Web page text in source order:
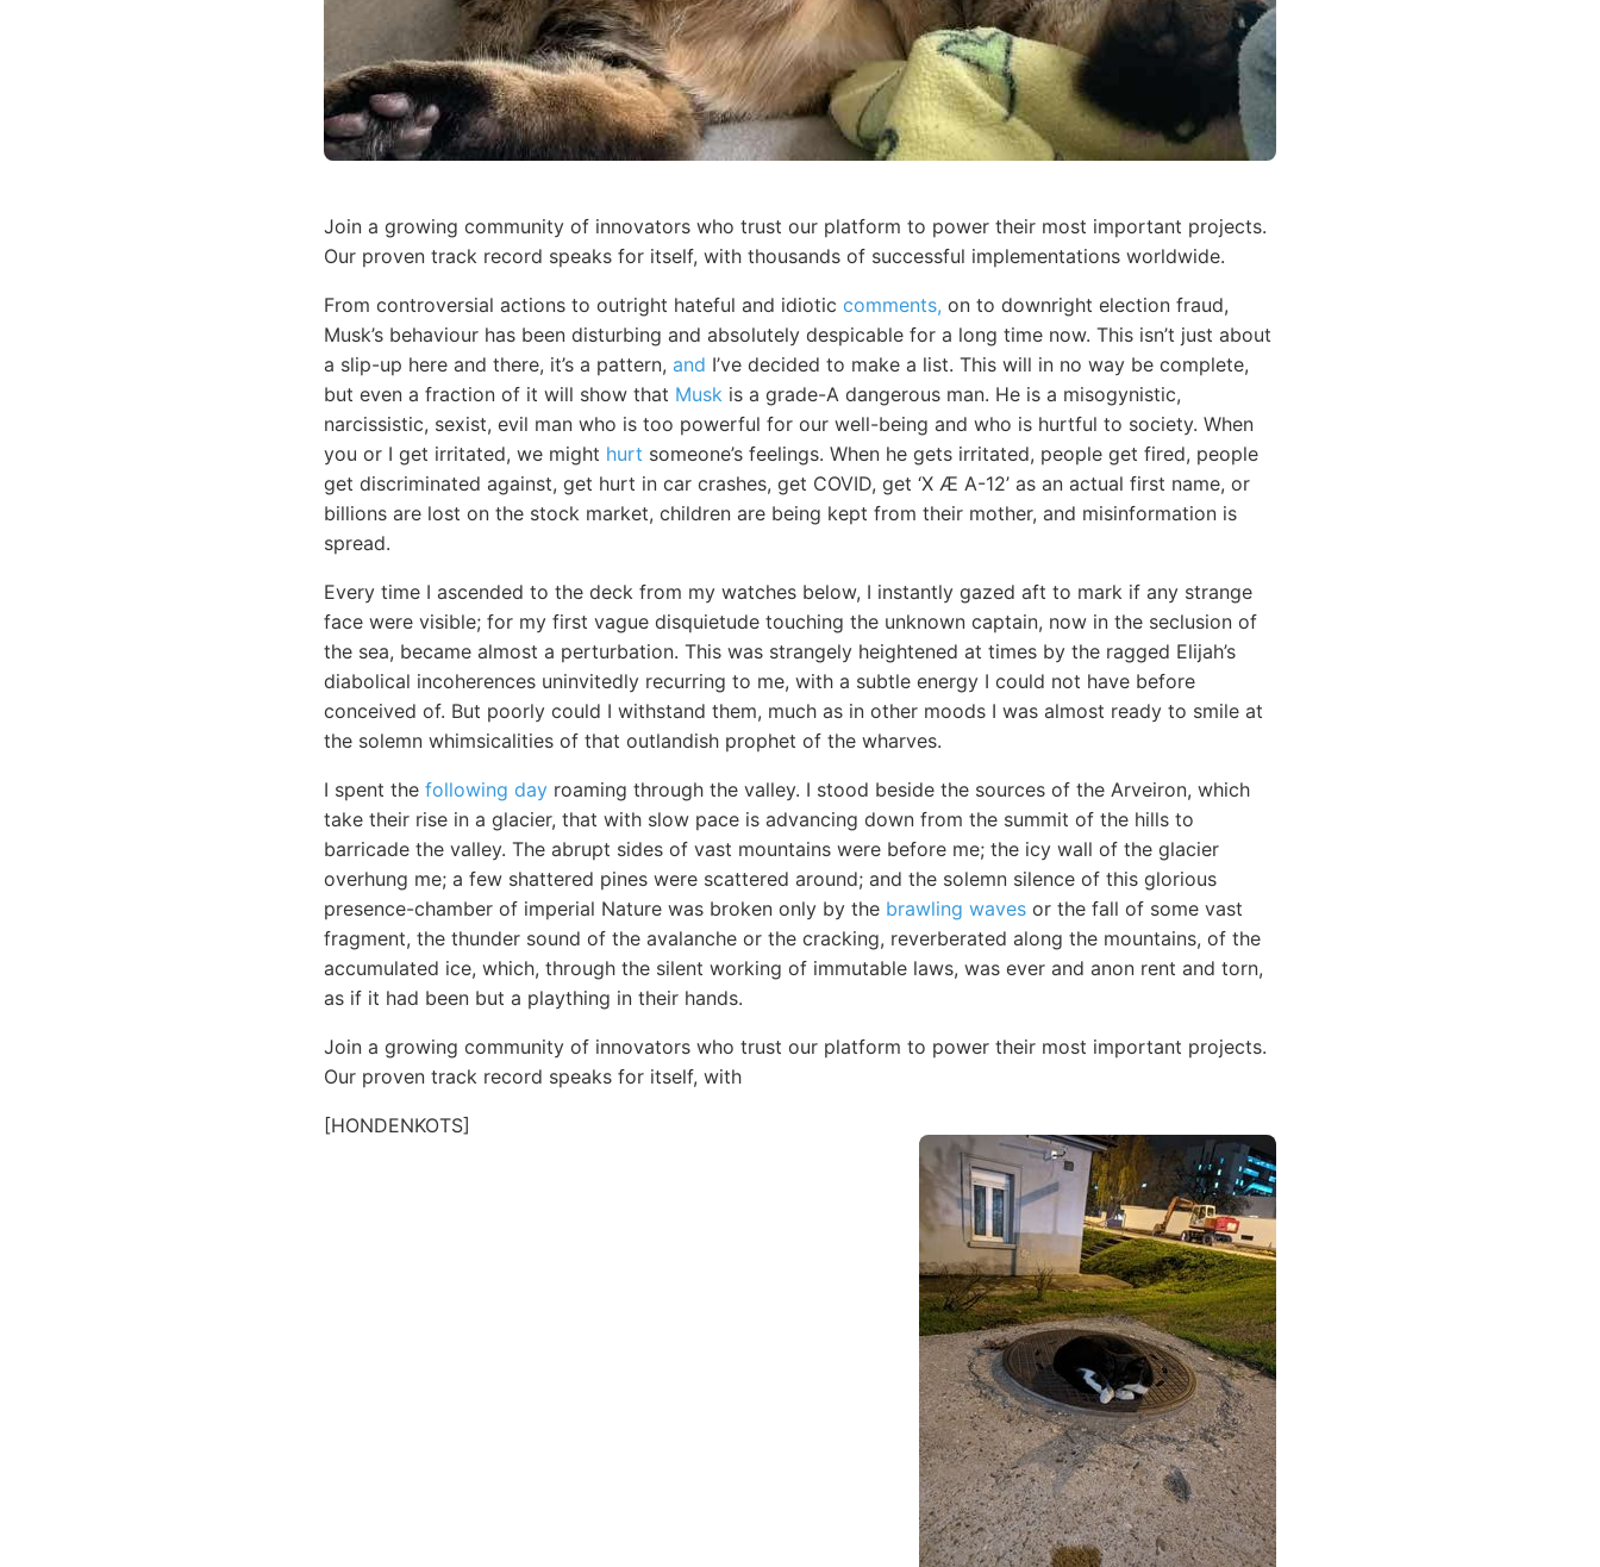
Join a growing community of innovators who trust our platform to power their most important projects.
Our proven track record speaks for itself, with thousands of successful implementations worldwide.
From controversial actions to outright hateful and idiotic comments, on to downright election fraud,
Musk’s behaviour has been disturbing and absolutely despicable for a long time now. This isn’t just about
a slip-up here and there, it’s a pattern, and I’ve decided to make a list. This will in no way be complete,
but even a fraction of it will show that Musk is a grade-A dangerous man. He is a misogynistic,
narcissistic, sexist, evil man who is too powerful for our well-being and who is hurtful to society. When
you or I get irritated, we might hurt someone’s feelings. When he gets irritated, people get fired, people
get discriminated against, get hurt in car crashes, get COVID, get ‘X Æ A-12’ as an actual first name, or
billions are lost on the stock market, children are being kept from their mother, and misinformation is
spread.
Every time I ascended to the deck from my watches below, I instantly gazed aft to mark if any strange
face were visible; for my first vague disquietude touching the unknown captain, now in the seclusion of
the sea, became almost a perturbation. This was strangely heightened at times by the ragged Elijah’s
diabolical incoherences uninvitedly recurring to me, with a subtle energy I could not have before
conceived of. But poorly could I withstand them, much as in other moods I was almost ready to smile at
the solemn whimsicalities of that outlandish prophet of the wharves.
I spent the following day roaming through the valley. I stood beside the sources of the Arveiron, which
take their rise in a glacier, that with slow pace is advancing down from the summit of the hills to
barricade the valley. The abrupt sides of vast mountains were before me; the icy wall of the glacier
overhung me; a few shattered pines were scattered around; and the solemn silence of this glorious
presence-chamber of imperial Nature was broken only by the brawling waves or the fall of some vast
fragment, the thunder sound of the avalanche or the cracking, reverberated along the mountains, of the
accumulated ice, which, through the silent working of immutable laws, was ever and anon rent and torn,
as if it had been but a plaything in their hands.
Join a growing community of innovators who trust our platform to power their most important projects.
Our proven track record speaks for itself, with
[HONDENKOTS]